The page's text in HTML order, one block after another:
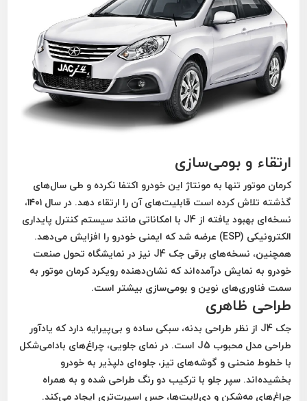
ارتقاء و بومی‌سازی
کرمان موتور تنها به مونتاژ این خودرو اکتفا نکرده و طی سال‌های
گذشته تلاش کرده است قابلیت‌های آن را ارتقاء دهد. در سال ۱۴۰۱،
نسخه‌ای بهبود یافته از J4 با امکاناتی مانند
سیستم کنترل پایداری
الکترونیکی (ESP)
عرضه شد که ایمنی خودرو را افزایش می‌دهد.
همچنین، نسخه‌های برقی جک J4
نیز در نمایشگاه تحول صنعت
خودرو به نمایش درآمده‌اند که نشان‌دهنده رویکرد کرمان موتور به
سمت فناوری‌های نوین و بومی‌سازی بیشتر است.
طراحی ظاهری
جک J4 از نظر طراحی بدنه، سبکی ساده و بی‌پیرایه دارد که یادآور
طراحی مدل محبوب J5 است. در نمای جلویی، چراغ‌های بادامی‌شکل
با خطوط منحنی و گوشه‌های تیز، جلوه‌ای دلپذیر به خودرو
بخشیده‌اند. سپر جلو با ترکیب دو رنگ طراحی شده و به همراه
چراغ‌های مه‌شکن و دی‌لایت‌ها، حس اسپرت‌تری ایجاد می‌کند.